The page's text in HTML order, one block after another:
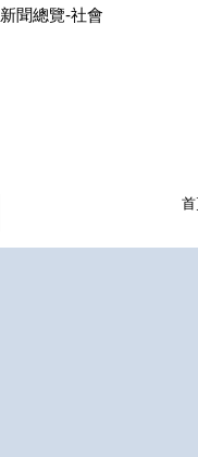
新聞總覽-社會